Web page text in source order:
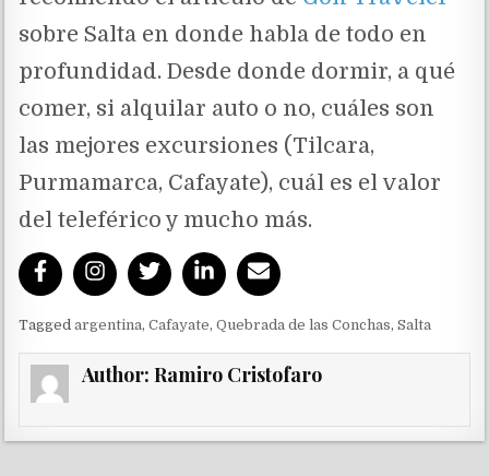
sobre Salta en donde habla de todo en
profundidad. Desde donde dormir, a qué
comer, si alquilar auto o no, cuáles son
las mejores excursiones (Tilcara,
Purmamarca, Cafayate), cuál es el valor
del teleférico y mucho más.
Taggedargentina,Cafayate,Quebrada de las Conchas,Salta
Author:Ramiro Cristofaro